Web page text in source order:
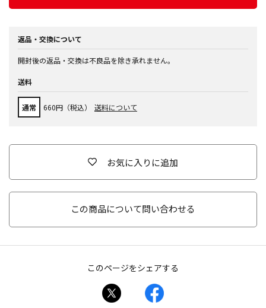
返品・交換について
開封後の返品・交換は不良品を除き承れません。
送料
通常 660円（税込） 送料について
お気に入りに追加
この商品について問い合わせる
このページをシェアする